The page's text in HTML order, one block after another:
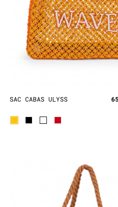
SAC CABAS ULYSS